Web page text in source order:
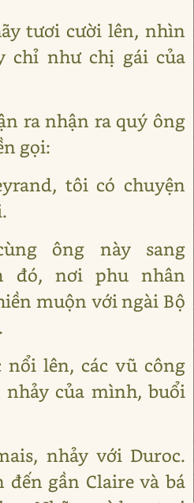
tươi cười lên, nhìn
chỉ như chị gái của
ra nhận ra quý ông
gọi:
tôi có chuyện
ông này sang
đó, nơi phu nhân
muộn với ngài Bộ
nổi lên, các vũ công
của mình, buổi
nhảy với Duroc.
đến gần Claire và bá